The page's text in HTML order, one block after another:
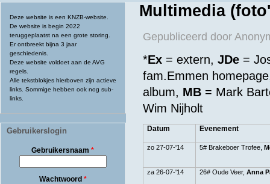
Deze website is een KNZB-website.
De website is begin 2022
teruggeplaatst na een grote storing.
Er ontbreekt bijna 3 jaar
geschiedenis.
Deze website voldoet aan de AVG
regels.
Alle tekstblokjes hierboven zijn actieve
links. Sommige hebben ook nog sub-
links.
Gebruikerslogin
Gebruikersnaam*
Wachtwoord *
Multimedia
Gepubliceerd door
*Ex = extern, JDe=
fam.Emmen
album, MB= Mark
Wim Nijholt
Datum Evenement
zo 27-07-'14 5# Brakeboer Trofee,
za 26-07-'14 26# Oude Veer, Anna